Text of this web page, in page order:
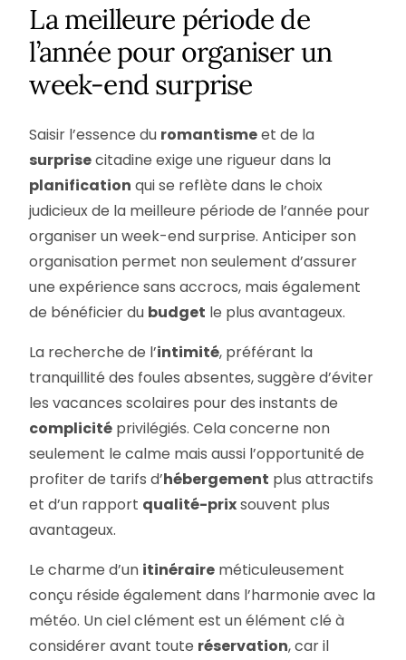
La meilleure période de
l’année pour organiser un
week-end surprise
Saisir l’essence du romantismeet de la
surprisecitadine exige une rigueur dans la
planification qui se reflète dans le choix
judicieux de la meilleure période de l’année pour
organiser un week-end surprise. Anticiper son
organisation permet non seulement d’assurer
une expérience sans accrocs, mais également
de bénéficier du budget le plus avantageux.
La recherche de l’intimité, préférant la
tranquillité des foules absentes, suggère d’éviter
les vacances scolaires pour des instants de
complicité privilégiés. Cela concerne non
seulement le calme mais aussi l’opportunité de
profiter de tarifs d’hébergement plus attractifs
et d’un rapport qualité-prixsouvent plus
avantageux.
Le charme d’un itinéraire méticuleusement
conçu réside également dans l’harmonie avec la
météo. Un ciel clément est un élément clé à
considérer avant toute réservation, car il